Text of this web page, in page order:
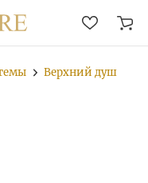
Верхний душ